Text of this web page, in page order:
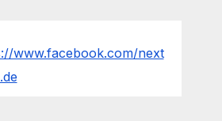
www.facebook.com/next